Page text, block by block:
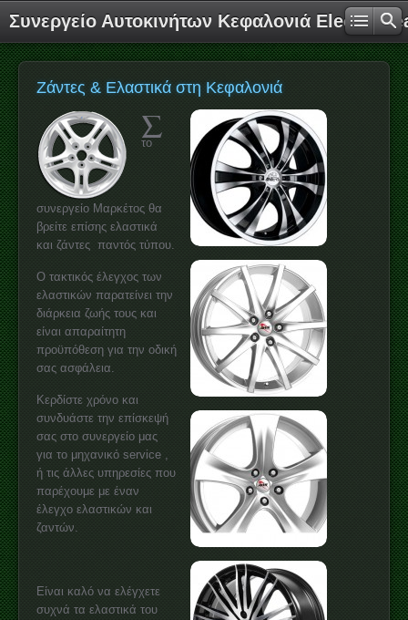
Συνεργείο Αυτοκινήτων Κεφαλονιά Electro
Ζάντες & Ελαστικά στη Κεφαλονιά
Σ
το
συνεργείο Μαρκέτος θα
βρείτε επίσης ελαστικά
και ζάντες παντός τύπου.
Ο τακτικός έλεγχος των
ελαστικών παρατείνει την
διάρκεια ζωής τους και
είναι απαραίτητη
προϋπόθεση για την οδική
σας ασφάλεια.
Κερδίστε χρόνο και
συνδυάστε την επίσκεψή
σας στο συνεργείο μας
για το μηχανικό service ,
ή τις άλλες υπηρεσίες που
παρέχουμε με έναν
έλεγχο ελαστικών και
ζαντών.
Είναι καλό να ελέγχετε
συχνά τα ελαστικά του